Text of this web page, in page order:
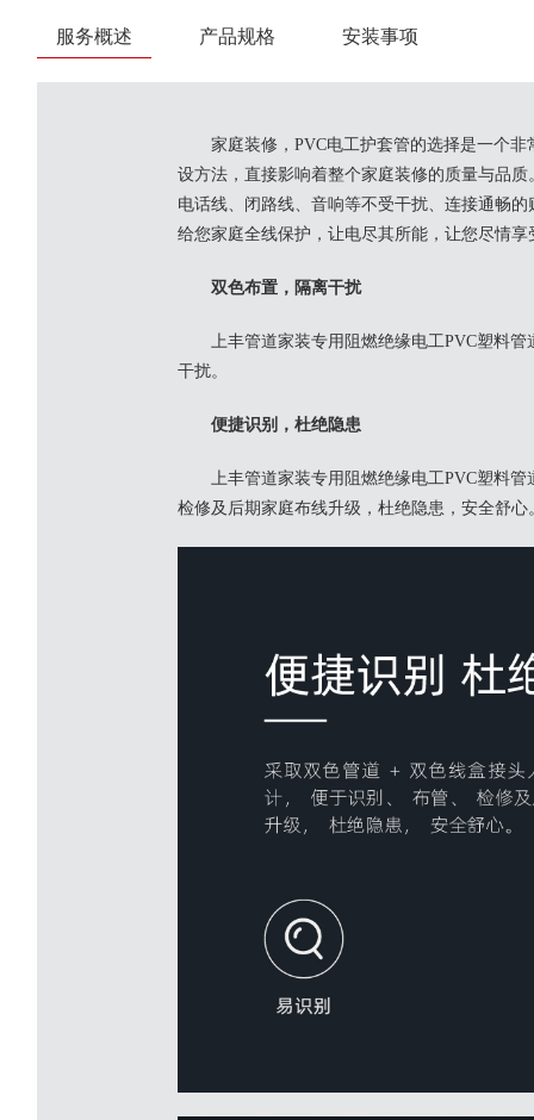
服务概述 产品规格 安装事项
家庭装修，PVC电工护套管的选择是一个
设方法，直接影响着整个家庭装修的质量与品
电话线、闭路线、音响等不受干扰、连接通畅
给您家庭全线保护，让电尽其所能，让您尽情
双色布置，隔离干扰
上丰管道家装专用阻燃绝缘电工PVC塑料
干扰。
便捷识别，杜绝隐患
上丰管道家装专用阻燃绝缘电工PVC塑料
检修及后期家庭布线升级，杜绝隐患，安全舒心